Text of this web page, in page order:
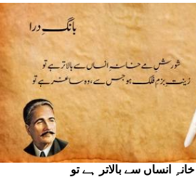
انساں سے بالاتر ہے تو